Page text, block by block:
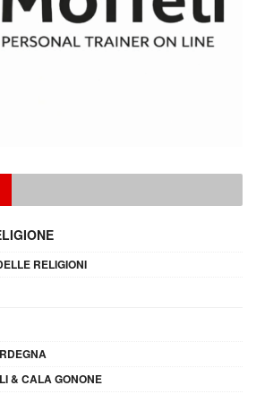
RELIGIONI
& CALA GONONE